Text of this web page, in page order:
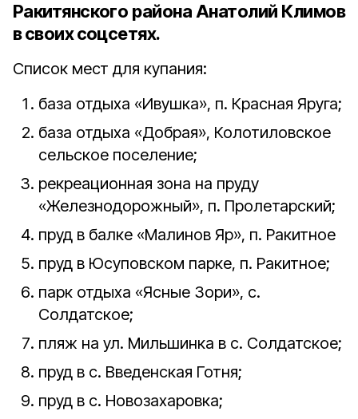
Ракитянского района Анатолий Климов
в своих соцсетях.
Список мест для купания:
база отдыха «Ивушка», п. Красная Яруга;
база отдыха «Добрая», Колотиловское
сельское поселение;
рекреационная зона на пруду
«Железнодорожный», п. Пролетарский;
пруд в балке «Малинов Яр», п. Ракитное
пруд в Юсуповском парке, п. Ракитное;
парк отдыха «Ясные Зори», с.
Солдатское;
пляж на ул. Мильшинка в с. Солдатское;
пруд в с. Введенская Готня;
пруд в с. Новозахаровка;